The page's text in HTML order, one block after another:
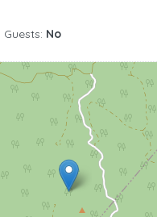
No